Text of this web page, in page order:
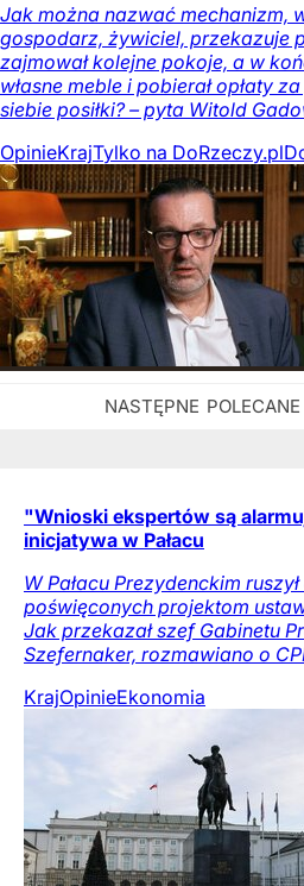
Jak można nazwać mechanizm,
gospodarz, żywiciel, przekazuje
zajmował kolejne pokoje, a w
własne meble i pobierał opłaty
siebie posiłki? – pyta Witold
OpinieKrajTylko na DoRzeczy.pl
"Wnioski ekspertów są
inicjatywa w Pałacu
W Pałacu Prezydenckim
poświęconych projektom
Jak przekazał szef Gabinetu
Szefernaker, rozmawiano o
KrajOpinieEkonomia